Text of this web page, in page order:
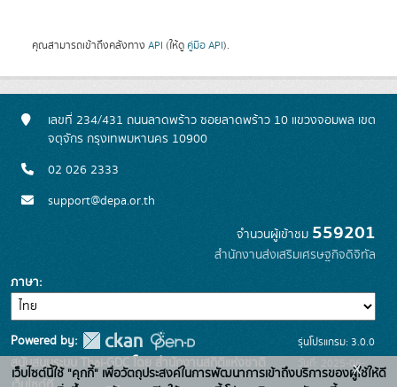
คุณสามารถเข้าถึงคลังทาง API (ให้ดู คู่มือ API).
เลขที่ 234/431 ถนนลาดพร้าว ซอยลาดพร้าว 10 แขวงจอมพล เขต
จตุจักร กรุงเทพมหานคร 10900
02 026 2333
support@depa.or.th
จำนวนผู้เข้าชม 559201
สำนักงานส่งเสริมเศรษฐกิจดิจิทัล
ภาษา
Powered by:
สนับสนุนระบบ Thai-GDC โดย สำนักงานสถิติแห่งชาติ
รุ่นโปรแกรม: 3.0.0
วันที่: 2025-06-
เว็บไซต์นี้ใช้ "คุกกี้" เพื่อวัตถุประสงค์ในการพัฒนาการเข้าถึงบริการของผู้ใช้ให้ดี
x